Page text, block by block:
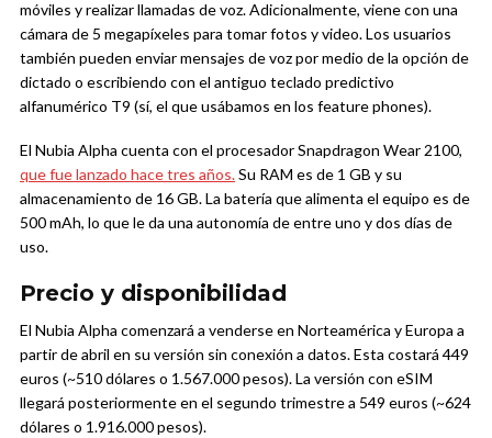
móviles y realizar llamadas de voz. Adicionalmente, viene con una
cámara de 5 megapíxeles para tomar fotos y video. Los usuarios
también pueden enviar mensajes de voz por medio de la opción de
dictado o escribiendo con el antiguo teclado predictivo
alfanumérico T9 (sí, el que usábamos en los feature phones).
El Nubia Alpha cuenta con el procesador Snapdragon Wear 2100,
que fue lanzado hace tres años.Su RAM es de 1 GB y su
almacenamiento de 16 GB. La batería que alimenta el equipo es de
500 mAh, lo que le da una autonomía de entre uno y dos días de
uso.
Precio y disponibilidad
El Nubia Alpha comenzará a venderse en Norteamérica y Europa a
partir de abril en su versión sin conexión a datos. Esta costará 449
euros (~510 dólares o 1.567.000 pesos). La versión con eSIM
llegará posteriormente en el segundo trimestre a 549 euros (~624
dólares o 1.916.000 pesos).